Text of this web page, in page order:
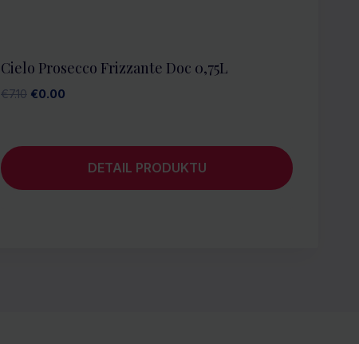
Cielo Prosecco Frizzante Doc 0,75L
€7.10 Pôvodná
€7.10.
€0.00
€0.00.
DETAIL PRODUKTU